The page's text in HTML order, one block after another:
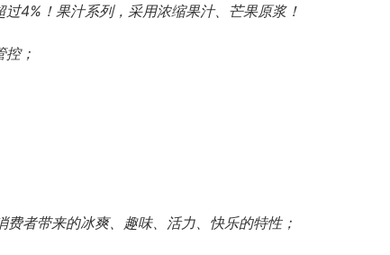
4%！果汁系列，采用浓缩果汁、芒果原浆！
；
者带来的冰爽、趣味、活力、快乐的特性；